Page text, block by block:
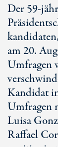
Der 59-
am 20.
Umfragen
Kandidat
Umfragen
Luisa
Raffael